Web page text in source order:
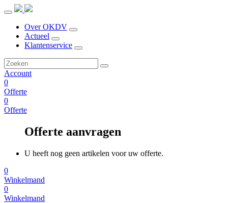
Over OKDV
Actueel
Klantenservice
Account
0
Offerte
0
Offerte
Offerte aanvragen
U heeft nog geen artikelen voor uw offerte.
0
Winkelmand
0
Winkelmand